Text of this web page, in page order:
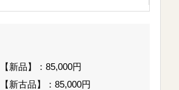
新品】：85,000円
新古品】：85,000円